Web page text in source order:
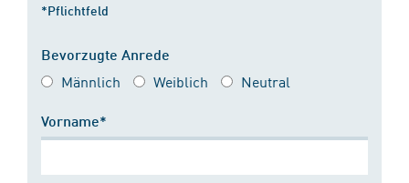
*Pflichtfeld
Bevorzugte Anrede
Männlich Weiblich Neutral
Vorname*